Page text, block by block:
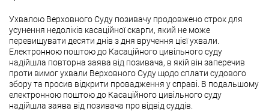
Ухвалою Верховного Суду позивачу продовжено строк для
усунення недоліків касаційної скарги, який не може
перевищувати десяти днів з дня вручення цієї ухвали.
Електронною поштою до Касаційного цивільного суду
надійшла повторна заява від позивача, в якій він заперечив
проти вимог ухвали Верховного Суду щодо сплати судового
збору та просив відкрити провадження у справі. В подальшому
електронною поштою до Касаційного цивільного суду
надійшла заява від позивача про відвід суддів.